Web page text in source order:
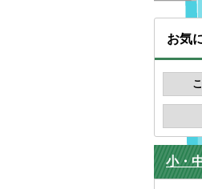
お気
小・